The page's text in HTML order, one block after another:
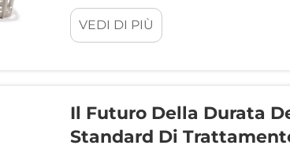
sulle prestazioni del materiale,
produzione. Che si tratti di
VEDI DI PIÙ
Il Futuro Della Durata
Standard Di